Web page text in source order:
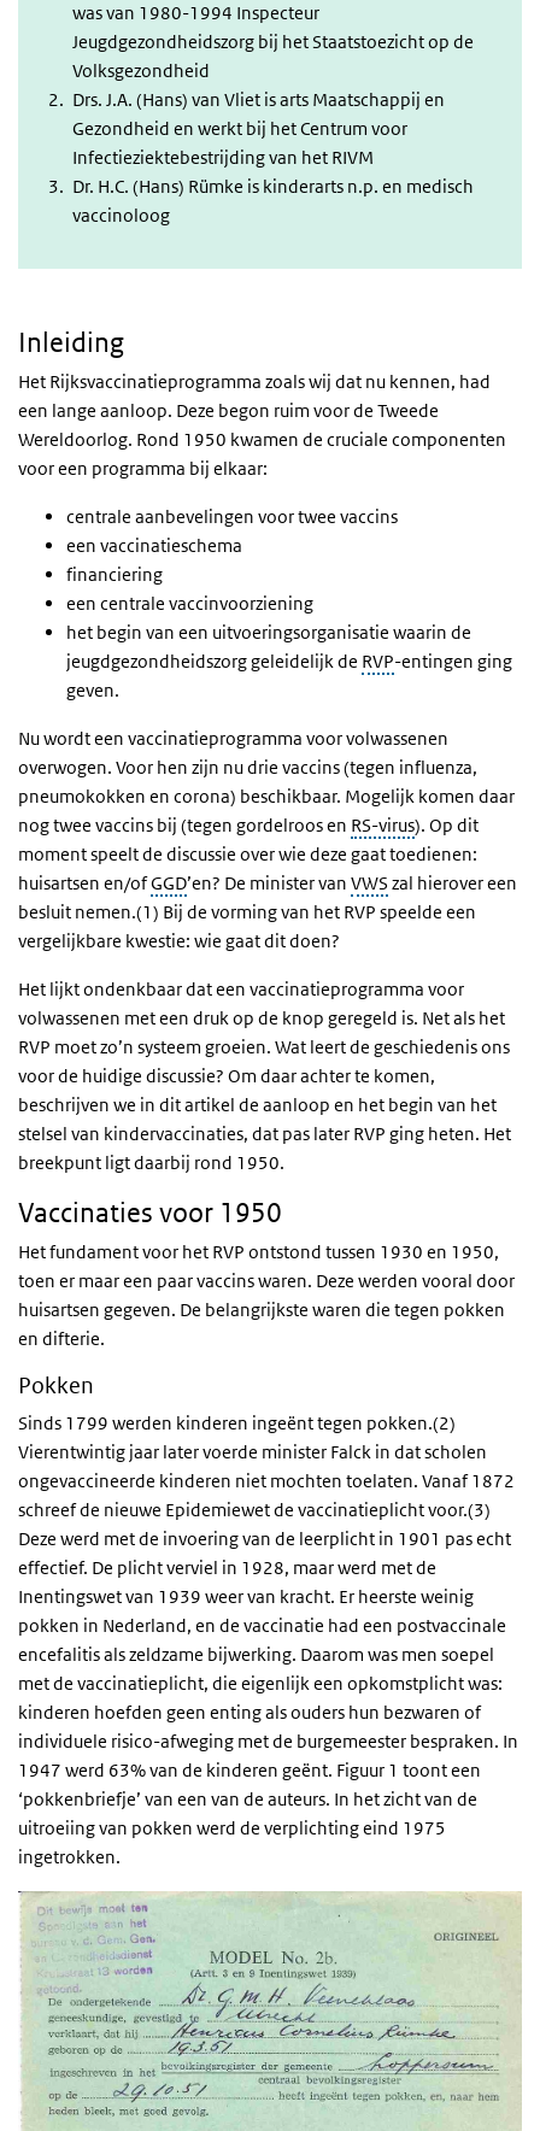
was van 1980-1994 Inspecteur
Jeugdgezondheidszorg bij het Staatstoezicht op de
Volksgezondheid
Drs. J.A. (Hans) van Vliet is arts Maatschappij en
Gezondheid en werkt bij het Centrum voor
Infectieziektebestrijding van het RIVM
Dr. H.C. (Hans) Rümke is kinderarts n.p. en medisch
vaccinoloog
Inleiding
Het Rijksvaccinatieprogramma zoals wij dat nu kennen, had
een lange aanloop. Deze begon ruim voor de Tweede
Wereldoorlog. Rond 1950 kwamen de cruciale componenten
voor een programma bij elkaar:
centrale aanbevelingen voor twee vaccins
een vaccinatieschema
financiering
een centrale vaccinvoorziening
het begin van een uitvoeringsorganisatie waarin de
jeugdgezondheidszorg geleidelijk de RVP-entingen ging
geven.
Nu wordt een vaccinatieprogramma voor volwassenen
overwogen. Voor hen zijn nu drie vaccins (tegen influenza,
pneumokokken en corona) beschikbaar. Mogelijk komen daar
nog twee vaccins bij (tegen gordelroos en RS-virus). Op dit
moment speelt de discussie over wie deze gaat toedienen:
huisartsen en/ofGGD’en? De minister van VWS zal hierover een
besluit nemen.(1) Bij de vorming van het RVP speelde een
vergelijkbare kwestie: wie gaat dit doen?
Het lijkt ondenkbaar dat een vaccinatieprogramma voor
volwassenen met een druk op de knop geregeld is. Net als het
RVP moet zo’n systeem groeien. Wat leert de geschiedenis ons
voor de huidige discussie? Om daar achter te komen,
beschrijven we in dit artikel de aanloop en het begin van het
stelsel van kindervaccinaties, dat pas later RVP ging heten. Het
breekpunt ligt daarbij rond 1950.
Vaccinaties voor 1950
Het fundament voor het RVP ontstond tussen 1930 en 1950,
toen er maar een paar vaccins waren. Deze werden vooral door
huisartsen gegeven. De belangrijkste waren die tegen pokken
en difterie.
Pokken
Sinds 1799 werden kinderen ingeënt tegen pokken.(2)
Vierentwintig jaar later voerde minister Falck in dat scholen
ongevaccineerde kinderen niet mochten toelaten. Vanaf 1872
schreef de nieuwe Epidemiewet de vaccinatieplicht voor.(3)
Deze werd met de invoering van de leerplicht in 1901 pas echt
effectief. De plicht verviel in 1928, maar werd met de
Inentingswet van 1939 weer van kracht. Er heerste weinig
pokken in Nederland, en de vaccinatie had een postvaccinale
encefalitis als zeldzame bijwerking. Daarom was men soepel
met de vaccinatieplicht, die eigenlijk een opkomstplicht was:
kinderen hoefden geen enting als ouders hun bezwaren of
individuele risico-afweging met de burgemeester bespraken. In
1947 werd 63% van de kinderen geënt. Figuur 1 toont een
‘pokkenbriefje’ van een van de auteurs. In het zicht van de
uitroeiing van pokken werd de verplichting eind 1975
ingetrokken.